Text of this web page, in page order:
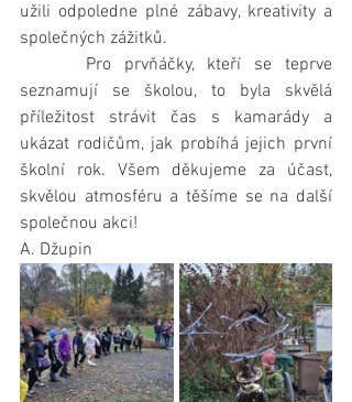
užili odpoledne plné zábavy, kreativity a
společných zážitků.
seznamují se školou, to byla skvělá
příležitost strávit čas s kamarády a
ukázat rodičům, jak probíhá jejich první
školní rok. Všem děkujeme za účast,
skvělou atmosféru a těšíme se na další
společnou akci!
A. Džupin